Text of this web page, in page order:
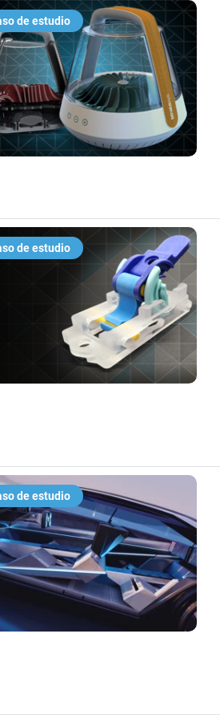
de estudio
de estudio
de estudio